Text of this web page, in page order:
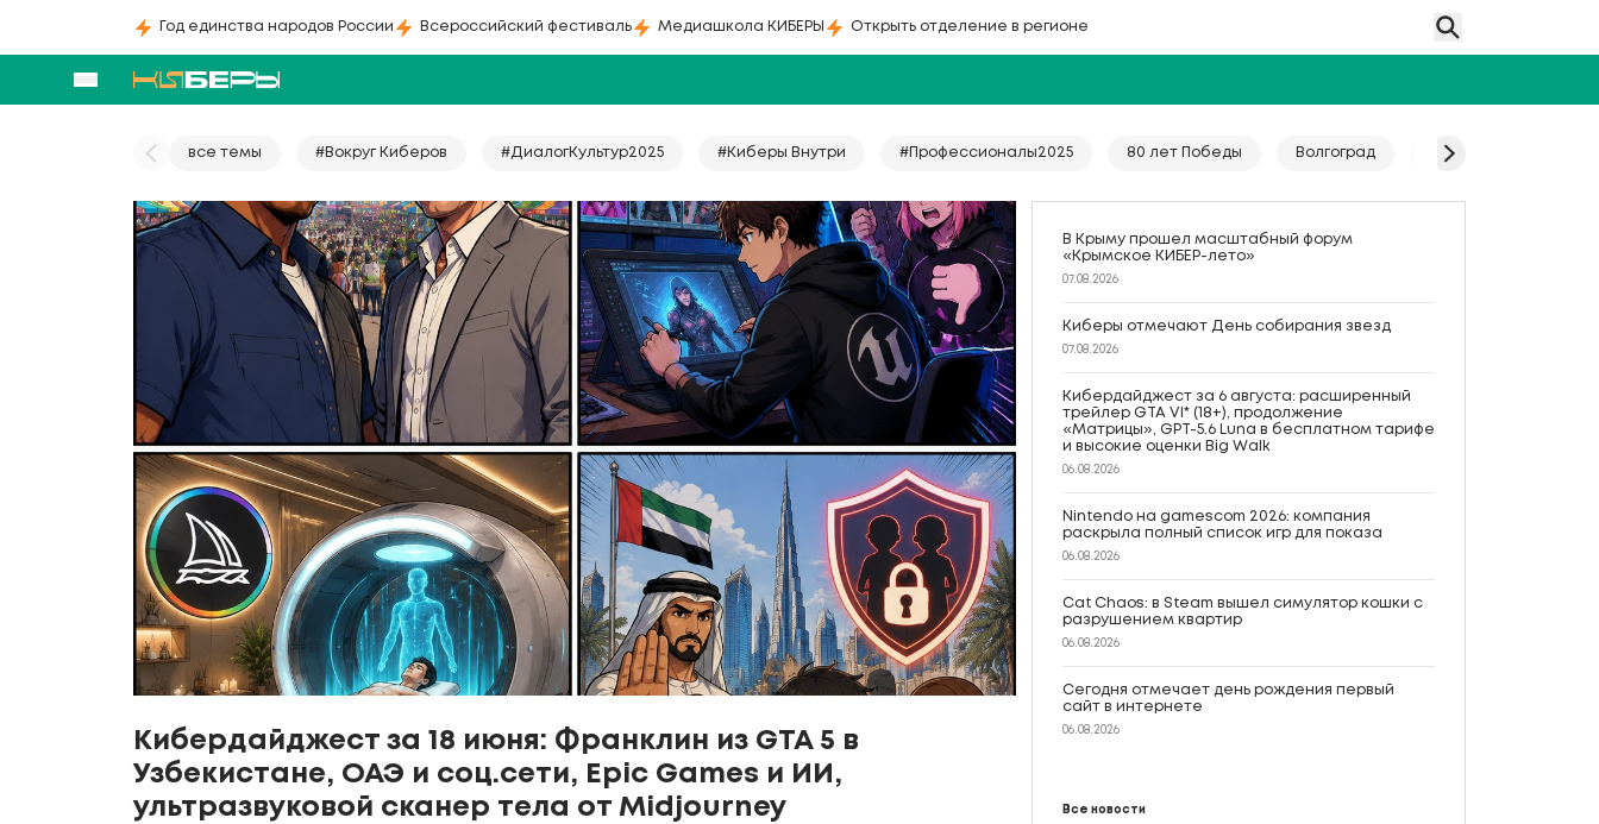
Год единства народов России Всероссийский фестиваль Медиашкола КИБЕРЫ Открыть отделение в регионе
все темы #Вокруг Киберов #ДиалогКультур2025 #Киберы Внутри #Профессионалы2025 80 лет Победы Волгоград Гайд
Кибердайджест за 18 июня: Франклин из GTA 5 в
Узбекистане, ОАЭ и соц.сети, Epic Games и ИИ,
ультразвуковой сканер тела от Midjourney
В Крыму прошел масштабный форум
«Крымское КИБЕР-лето»
07.08.2026
Киберы отмечают День собирания звезд
07.08.2026
Кибердайджест за 6 августа: расширенный
трейлер GTA VI* (18+), продолжение
«Матрицы», GPT-5.6 Luna в бесплатном тарифе
и высокие оценки Big Walk
06.08.2026
Nintendo на gamescom 2026: компания
раскрыла полный список игр для показа
06.08.2026
Cat Chaos: в Steam вышел симулятор кошки с
разрушением квартир
06.08.2026
Сегодня отмечает день рождения первый
сайт в интернете
06.08.2026
Все новости